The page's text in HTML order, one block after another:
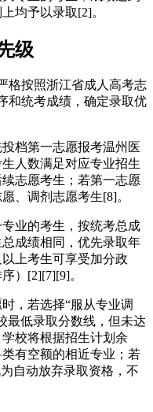
均予以录取[2]。
级
格按照浙江省成人高考志
和统考成绩，确定录取优
档第一志愿报考温州医
人数满足对应专业招生
志愿考生；若第一志愿
、调剂志愿考生[8]。
业的考生，按统考总成
成绩相同，优先录取年
上考生可享受加分政
）[2][7][9]。
，若选择“服从专业调
最低录取分数线，但未达
校将根据招生计划余
有空额的相近专业；若
自动放弃录取资格，不